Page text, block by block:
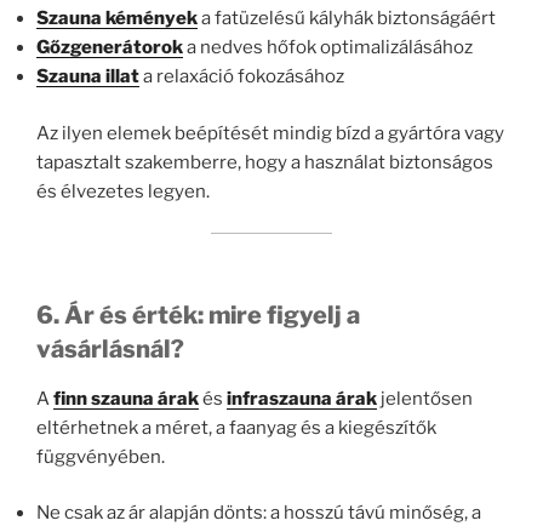
Szauna kéményeka fatüzelésű kályhák biztonságáért
Gőzgenerátoroka nedves hőfok optimalizálásához
Szauna illata relaxáció fokozásához
Az ilyen elemek beépítését mindig bízd a gyártóra vagy
tapasztalt szakemberre, hogy a használat biztonságos
és élvezetes legyen.
6. Ár és érték: mire figyelj a
vásárlásnál?
Afinn szauna árakés infraszauna árak jelentősen
eltérhetnek a méret, a faanyag és a kiegészítők
függvényében.
Ne csak az ár alapján dönts: a hosszú távú minőség, a